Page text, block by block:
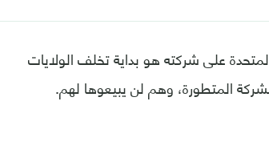
على شركته هو بداية تخلف الولايات
المتطورة، وهم لن يبيعوها لهم.